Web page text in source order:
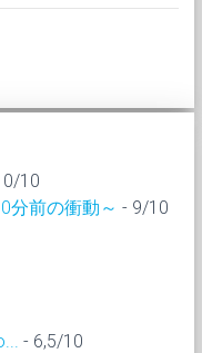
0/10
分前の衝動～ - 9/10
- 6,5/10